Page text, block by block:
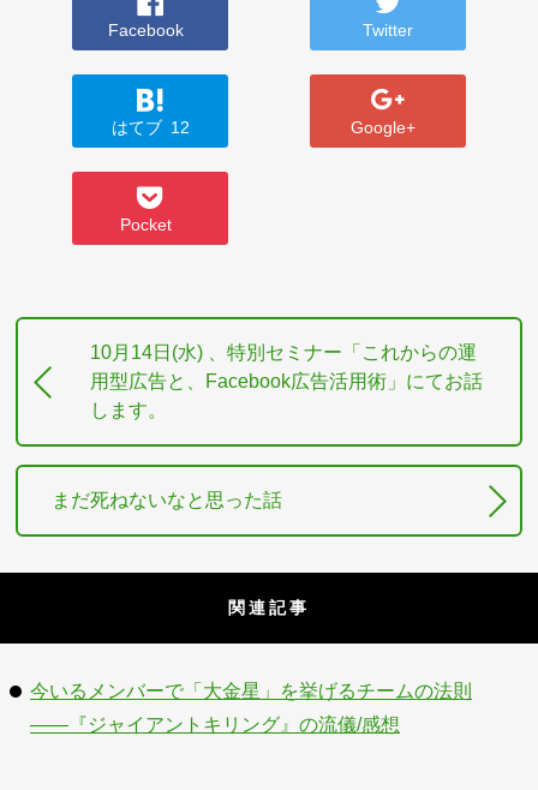
Facebook Twitter
はてブ 12 Google+
Pocket
10月14日(水) 、特別セミナー「これからの運
用型広告と、Facebook広告活用術」にてお話
します。
まだ死ねないなと思った話
関連記事
今いるメンバーで「大金星」を挙げるチームの法則
――『ジャイアントキリング』の流儀/感想